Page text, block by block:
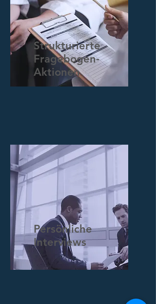
Strukturierte
Fragebogen-
Aktionen
Persönliche
Interviews